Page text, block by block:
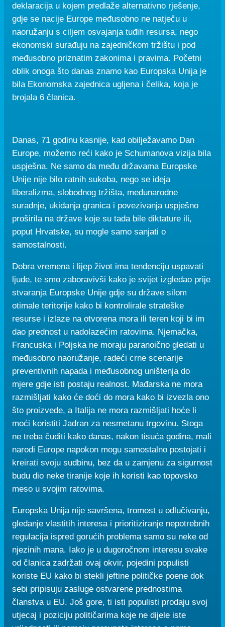
deklaracija u kojem predlaže alternativno rješenje,
gdje se nacije Europe međusobno ne natječu u
naoružanju s ciljem osvajanja tuđih resursa, nego
ekonomski surađuju na zajedničkom tržištu i pod
međusobno priznatim zakonima i pravima. Početni
oblik onoga što danas znamo kao Europska Unija je
bila Ekonomska zajednica ugljena i čelika, koja je
brojala 6 članica.
Danas, 71 godinu kasnije, kad obilježavamo Dan
Europe, možemo reći kako je Schumanova vizija bila
uspješna. Ne samo da među državama Europske
Unije nije bilo ratnih sukoba, nego se ideja
liberalizma, slobodnog tržišta, međunarodne
suradnje, ukidanja granica i povezivanja uspješno
proširila na države koje su tada bile diktature ili,
poput Hrvatske, su mogle samo sanjati o
samostalnosti.
Dobra vremena i lijep život ima tendenciju uspavati
ljude, te smo zaboravivši kako je svijet izgledao prije
stvaranja Europske Unije gdje su države silom
otimale teritorije kako bi kontrolirale strateške
resurse i izlaze na otvorena mora ili teren koji bi im
dao prednost u nadolazećim ratovima. Njemačka,
Francuska i Poljska ne moraju paranoično gledati u
međusobno naoružanje, radeći crne scenarije
preventivnih napada i međusobnog uništenja do
mjere gdje isti postaju realnost. Mađarska ne mora
razmišljati kako će doći do mora kako bi izvezla ono
što proizvede, a Italija ne mora razmišljati hoće li
moći koristiti Jadran za nesmetanu trgovinu. Stoga
ne treba čuditi kako danas, nakon tisuća godina, mali
narodi Europe napokon mogu samostalno postojati i
kreirati svoju sudbinu, bez da u zamjenu za sigurnost
budu dio neke tiranije koje ih koristi kao topovsko
meso u svojim ratovima.
Europska Unija nije savršena, tromost u odlučivanju,
gledanje vlastitih interesa i prioritiziranje nepotrebnih
regulacija ispred gorućih problema samo su neke od
njezinih mana. Iako je u dugoročnom interesu svake
od članica zadržati ovaj okvir, pojedini populisti
koriste EU kako bi stekli jeftine političke poene dok
sebi pripisuju zasluge ostvarene prednostima
članstva u EU. Još gore, ti isti populisti prodaju svoj
utjecaj i poziciju političarima koje ne dijele iste